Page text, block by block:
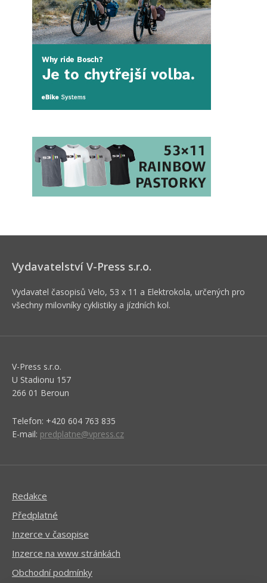
Vydavatelství V-Press s.r.o.
Vydavatel časopisů Velo, 53 x 11 a Elektrokola, určených pro
všechny milovníky cyklistiky a jízdních kol.
V-Press s.r.o.
U Stadionu 157
266 01 Beroun
Telefon: +420 604 763 835
E-mail: predplatne@vpress.cz
Redakce
Předplatné
Inzerce v časopise
Inzerce na www stránkách
Obchodní podmínky